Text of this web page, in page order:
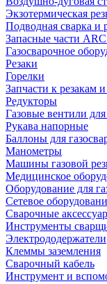
Экзотермическая
Подводная сварка и
Запасные части
Газосварочное
Резаки
Горелки
Запчасти к резакам
Редукторы
Газовые вентили
Рукава напорные
Баллоны для
Манометры
Машины газовой
Медицинское
Оборудование для
Сетевое
Сварочные
Инструменты
Электрододержатели
Клеммы заземления
Сварочный кабель
Инструмент и